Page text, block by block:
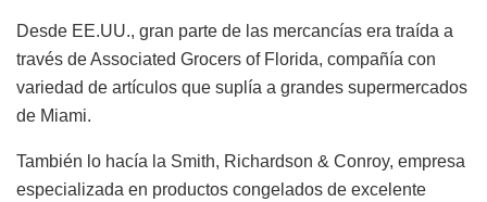
Desde EE.UU., gran parte de las mercancías era traída a
través de Associated Grocers of Florida, compañía con
variedad de artículos que suplía a grandes supermercados
de Miami.
También lo hacía la Smith, Richardson & Conroy, empresa
especializada en productos congelados de excelente